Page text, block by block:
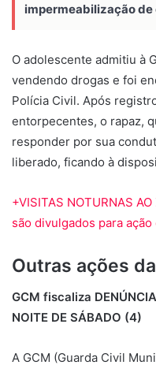
impermeabilização
O adolescente admitiu à
vendendo drogas e foi
Polícia Civil. Após
entorpecentes, o rapaz,
responder por sua
liberado, ficando à
+VISITAS NOTURNAS
são divulgados para
Outras ações
GCM fiscaliza
NOITE DE SÁBADO (4)
A GCM (Guarda Civil